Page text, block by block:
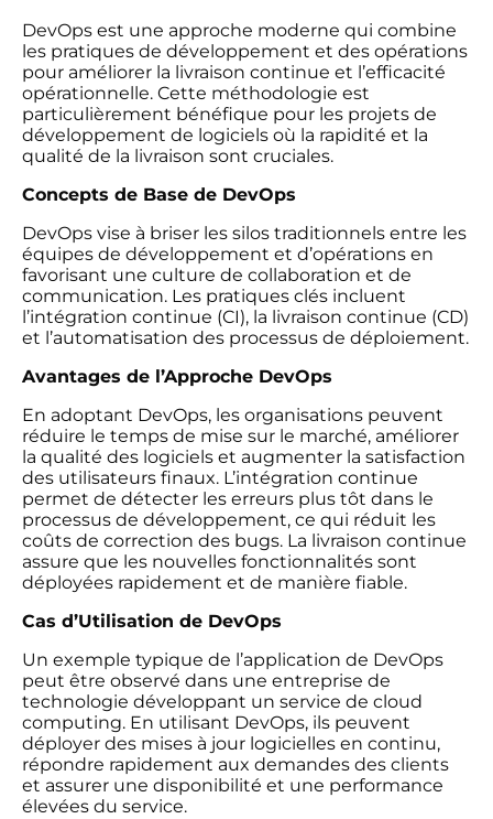
DevOps est une approche moderne qui combine
les pratiques de développement et des opérations
pour améliorer la livraison continue et l’efficacité
opérationnelle. Cette méthodologie est
particulièrement bénéfique pour les projets de
développement de logiciels où la rapidité et la
qualité de la livraison sont cruciales.
Concepts de Base de DevOps
DevOps vise à briser les silos traditionnels entre les
équipes de développement et d’opérations en
favorisant une culture de collaboration et de
communication. Les pratiques clés incluent
l’intégration continue (CI), la livraison continue (CD)
et l’automatisation des processus de déploiement.
Avantages de l’Approche DevOps
En adoptant DevOps, les organisations peuvent
réduire le temps de mise sur le marché, améliorer
la qualité des logiciels et augmenter la satisfaction
des utilisateurs finaux. L’intégration continue
permet de détecter les erreurs plus tôt dans le
processus de développement, ce qui réduit les
coûts de correction des bugs. La livraison continue
assure que les nouvelles fonctionnalités sont
déployées rapidement et de manière fiable.
Cas d’Utilisation de DevOps
Un exemple typique de l’application de DevOps
peut être observé dans une entreprise de
technologie développant un service de cloud
computing. En utilisant DevOps, ils peuvent
déployer des mises à jour logicielles en continu,
répondre rapidement aux demandes des clients
et assurer une disponibilité et une performance
élevées du service.